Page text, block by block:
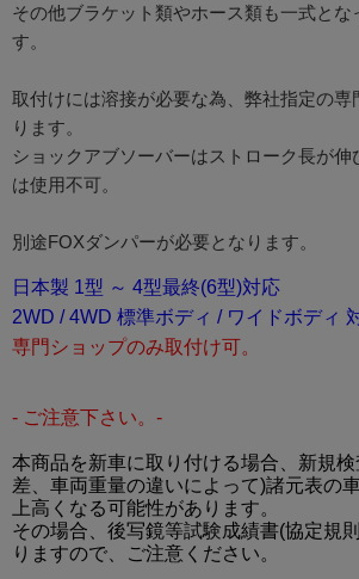
その他ブラケット類やホース類も一式とな
す。
取付けには溶接が必要な為、弊社指定の専
ります。
ショックアブソーバーはストローク長が伸
は使用不可。
別途FOXダンパーが必要となります。
日本製 1型 ～ 4型最終(6型)対応
2WD / 4WD 標準ボディ / ワイドボディ
専門ショップのみ取付け可。
- ご注意下さい。-
本商品を新車に取り付ける場合、新規
差、車両重量の違いによって)諸元表の
上高くなる可能性があります。
その場合、後写鏡等試験成績書(協定規
りますので、ご注意ください。